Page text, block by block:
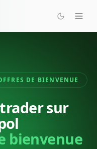
DE BIENVENUE
sur
bienvenue